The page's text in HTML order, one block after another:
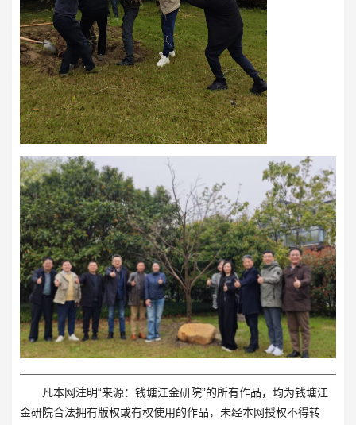
凡本网注明“来源：钱塘江金研院”的所有作品，均为钱塘江
金研院合法拥有版权或有权使用的作品，未经本网授权不得转